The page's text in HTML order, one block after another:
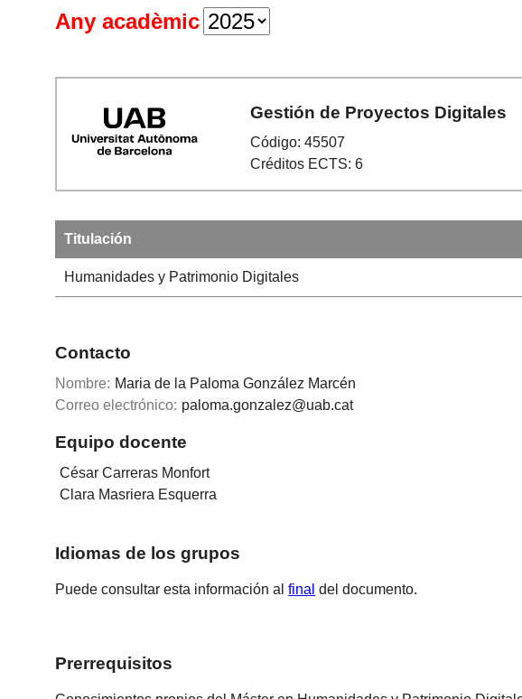
Any acadèmic
Gestión de Proyectos Digitales
Código: 45507
Créditos ECTS: 6
Titulación
Humanidades y Patrimonio Digitales
Contacto
Nombre: Maria de la Paloma González Marcén
Correo electrónico: paloma.gonzalez@uab.cat
Equipo docente
César Carreras Monfort
Clara Masriera Esquerra
Idiomas de los grupos
Puede consultar esta información alfinal del documento.
Prerrequisitos